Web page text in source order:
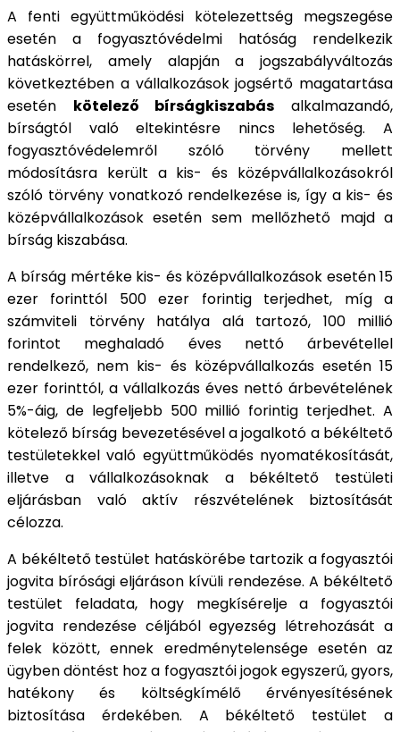
A fenti együttműködési kötelezettség megszegése
esetén a fogyasztóvédelmi hatóság rendelkezik
hatáskörrel, amely alapján a jogszabályváltozás
következtében a vállalkozások jogsértő magatartása
esetén kötelező bírságkiszabás alkalmazandó,
bírságtól való eltekintésre nincs lehetőség. A
fogyasztóvédelemről szóló törvény mellett
módosításra került a kis- és középvállalkozásokról
szóló törvény vonatkozó rendelkezése is, így a kis- és
középvállalkozások esetén sem mellőzhető majd a
bírság kiszabása.
A bírság mértéke kis- és középvállalkozások esetén 15
ezer forinttól 500 ezer forintig terjedhet, míg a
számviteli törvény hatálya alá tartozó, 100 millió
forintot meghaladó éves nettó árbevétellel
rendelkező, nem kis- és középvállalkozás esetén 15
ezer forinttól, a vállalkozás éves nettó árbevételének
5%-áig, de legfeljebb 500 millió forintig terjedhet. A
kötelező bírság bevezetésével a jogalkotó a békéltető
testületekkel való együttműködés nyomatékosítását,
illetve a vállalkozásoknak a békéltető testületi
eljárásban való aktív részvételének biztosítását
célozza.
A békéltető testület hatáskörébe tartozik a fogyasztói
jogvita bírósági eljáráson kívüli rendezése. A békéltető
testület feladata, hogy megkísérelje a fogyasztói
jogvita rendezése céljából egyezség létrehozását a
felek között, ennek eredménytelensége esetén az
ügyben döntést hoz a fogyasztói jogok egyszerű, gyors,
hatékony és költségkímélő érvényesítésének
biztosítása érdekében. A békéltető testület a